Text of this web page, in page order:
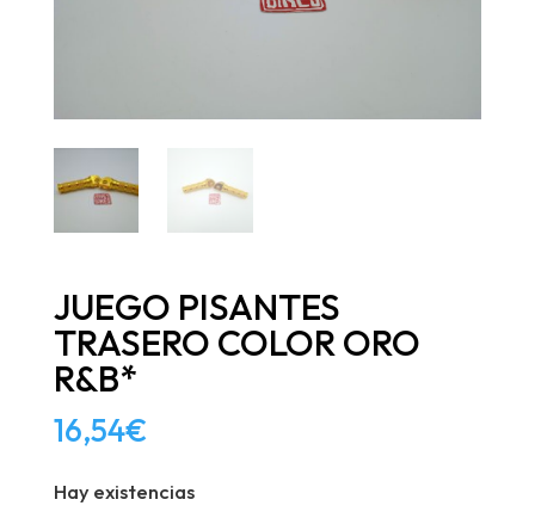
JUEGO PISANTES
TRASERO COLOR ORO
R&B*
16,54€
Hay existencias